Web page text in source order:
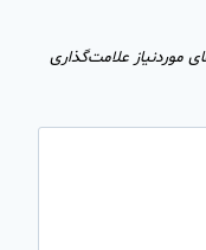
موردنیاز علامت‌گذاری